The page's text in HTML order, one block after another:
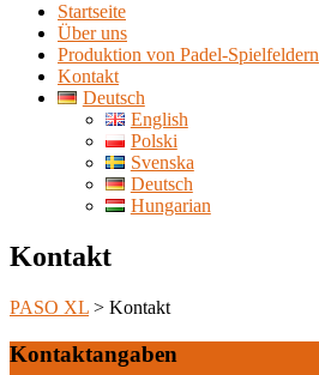
Startseite
Über uns
Produktion von Padel-Spielfeldern
Kontakt
Deutsch
English
Polski
Svenska
Deutsch
Hungarian
Kontakt
PASO XL > Kontakt
Kontaktangaben